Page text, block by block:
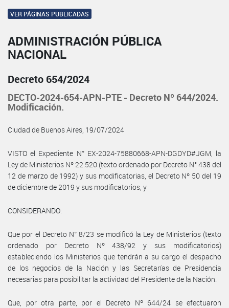
VER PÁGINAS PUBLICADAS
ADMINISTRACIÓN PÚBLICA
NACIONAL
Decreto 654/2024
DECTO-2024-654-APN-PTE - Decreto Nº 644/2024.
Modificación.
Ciudad de Buenos Aires, 19/07/2024
VISTO el Expediente N° EX-2024-75880668-APN-DGDYD#JGM, la
Ley de Ministerios Nº 22.520 (texto ordenado por Decreto N° 438 del
12 de marzo de 1992) y sus modificatorias, el Decreto Nº 50 del 19
de diciembre de 2019 y sus modificatorios, y
CONSIDERANDO:
Que por el Decreto N° 8/23 se modificó la Ley de Ministerios (texto
ordenado por Decreto Nº 438/92 y sus modificatorios)
estableciendo los Ministerios que tendrán a su cargo el despacho
de los negocios de la Nación y las Secretarías de Presidencia
necesarias para posibilitar la actividad del Presidente de la Nación.
Que, por otra parte, por el Decreto Nº 644/24 se efectuaron